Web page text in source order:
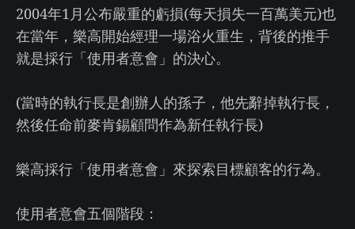
2004年1月公布嚴重的虧損(每天損失一百萬美元)也
在當年，樂高開始經理一場浴火重生，背後的推手
就是採行「使用者意會」的決心。
(當時的執行長是創辦人的孫子，他先辭掉執行長，
然後任命前麥肯錫顧問作為新任執行長)
樂高採行「使用者意會」來探索目標顧客的行為。
使用者意會五個階段：